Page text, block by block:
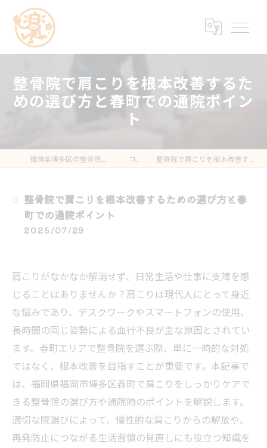
整骨院で肩こりを根本改善するた
めの選び方と春町での通院ポイン
ト
コラム 整骨院で肩こりを根本改善するための選び方と春町での通院ポイント
整骨院で肩こりを根本改善するための選び方と春
町での通院ポイント
2025/07/29
肩こりがなかなか解消せず、日常生活や仕事に支障を感
じることはありませんか？肩こりは現代人にとって身近
な悩みであり、デスクワークやスマートフォンの使用、
長時間の同じ姿勢による血行不良が主な原因とされてい
ます。春町エリアで整骨院を選ぶ際、単に一時的な対処
ではなく、根本改善を目指すことが重要です。本記事で
は、福岡県福岡市博多区春町で肩こりをしっかりケアで
きる整骨院の選び方や通院時のポイントを解説します。
適切な院選びによって、慢性的な肩こりからの解放や、
再発防止につながる生活習慣の見直しにも役立つ知識を